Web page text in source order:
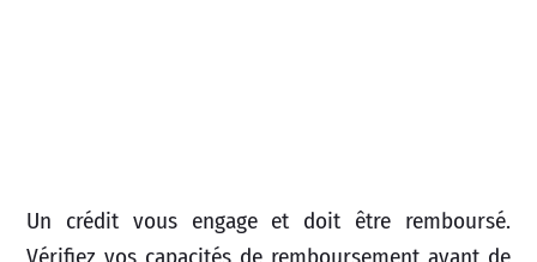
Un crédit vous engage et doit être remboursé.